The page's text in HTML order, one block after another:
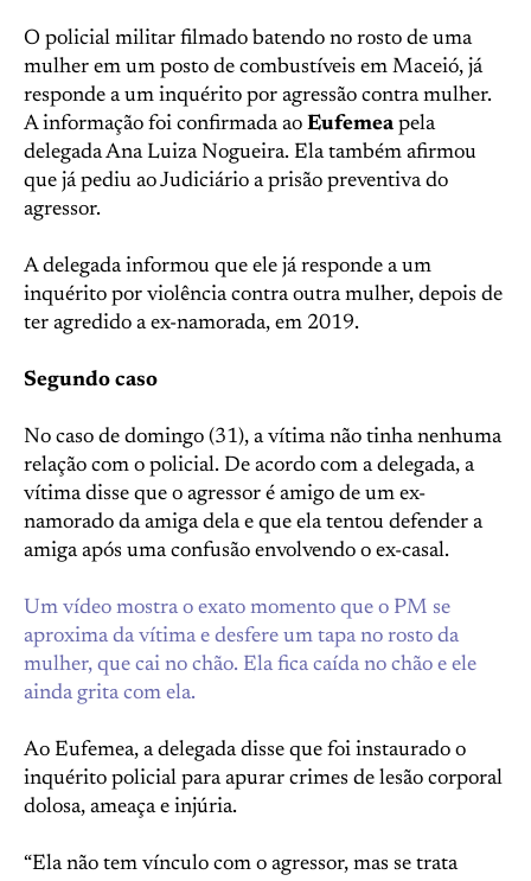
O policial militar filmado batendo no rosto de uma
mulher em um posto de combustíveis em Maceió, já
responde a um inquérito por agressão contra mulher.
A informação foi confirmada ao Eufemea pela
delegada Ana Luiza Nogueira. Ela também afirmou
que já pediu ao Judiciário a prisão preventiva do
agressor.
A delegada informou que ele já responde a um
inquérito por violência contra outra mulher, depois de
ter agredido a ex-namorada, em 2019.
Segundo caso
No caso de domingo (31), a vítima não tinha nenhuma
relação com o policial. De acordo com a delegada, a
vítima disse que o agressor é amigo de um ex-
namorado da amiga dela e que ela tentou defender a
amiga após uma confusão envolvendo o ex-casal.
Um vídeo mostra o exato momento que o PM se
aproxima da vítima e desfere um tapa no rosto da
mulher, que cai no chão. Ela fica caída no chão e ele
ainda grita com ela.
Ao Eufemea, a delegada disse que foi instaurado o
inquérito policial para apurar crimes de lesão corporal
dolosa, ameaça e injúria.
“Ela não tem vínculo com o agressor, mas se trata